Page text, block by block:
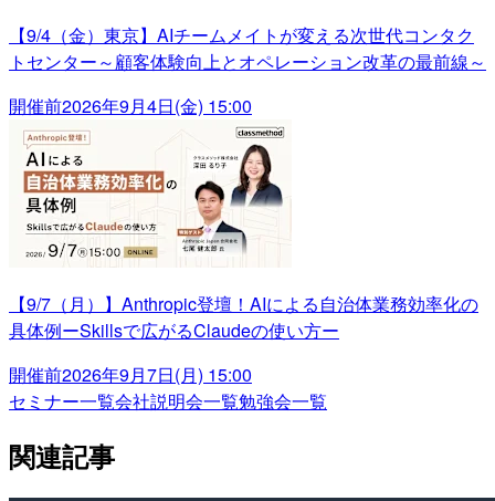
【9/4（金）東京】AIチームメイトが変える次世代コンタク
トセンター～顧客体験向上とオペレーション改革の最前線～
開催前2026年9月4日(金) 15:00
【9/7（月）】Anthropic登壇！AIによる自治体業務効率化の
具体例ーSkillsで広がるClaudeの使い方ー
開催前2026年9月7日(月) 15:00
セミナー一覧会社説明会一覧勉強会一覧
関連記事